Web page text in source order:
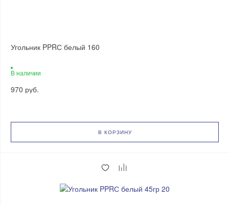
Угольник PPRС белый 160
В наличии
970 руб.
В КОРЗИНУ